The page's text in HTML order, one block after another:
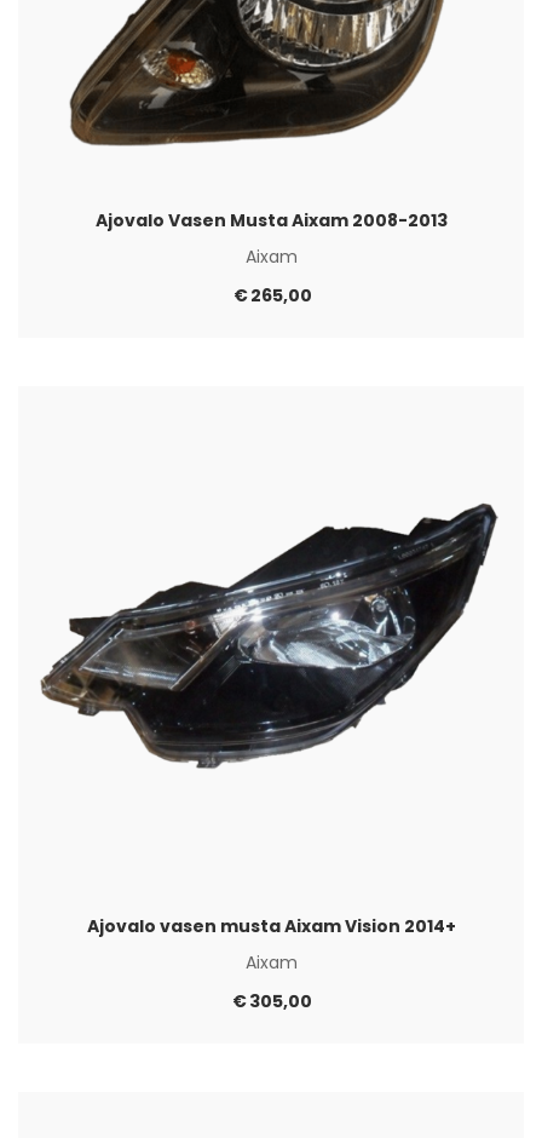
Ajovalo Vasen Musta Aixam 2008-2013
Aixam
€265,00
Ajovalo vasen musta Aixam Vision 2014+
Aixam
€305,00